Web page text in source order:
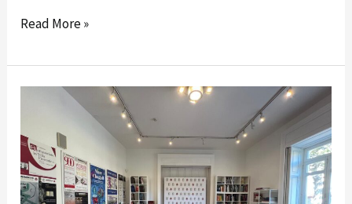
Read More »
Comunicato
Biblioteca
a
Villa